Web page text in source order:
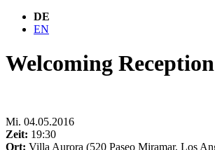
DE
EN
Welcoming Reception
Mi. 04.05.2016
Zeit: 19:30
Ort: Villa Aurora (520 Paseo Miramar, Los